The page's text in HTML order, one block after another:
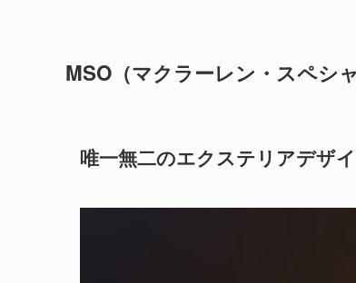
MSO（マクラーレン・スペシ
唯一無二のエクステリアデザ